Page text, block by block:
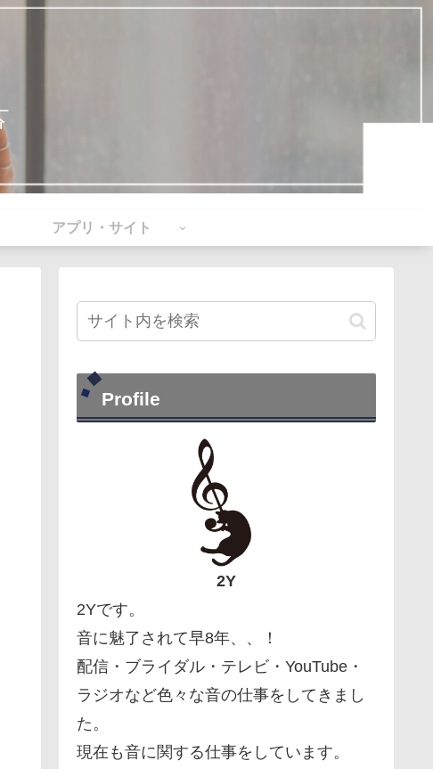
アプリ・サイト
Profile
2Y
2Yです。
音に魅了されて早8年、、！
配信・ブライダル・テレビ・YouTube・
ラジオなど色々な音の仕事をしてきまし
た。
現在も音に関する仕事をしています。